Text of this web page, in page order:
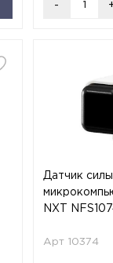
-
Датчик
NXT
Арт 10374